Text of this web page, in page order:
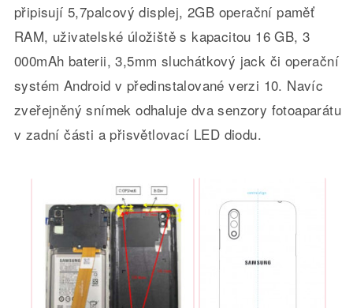
připisují 5,7palcový displej, 2GB operační paměť
RAM, uživatelské úložiště s kapacitou 16 GB, 3
000mAh baterii, 3,5mm sluchátkový jack či operační
systém Android v předinstalované verzi 10. Navíc
zveřejněný snímek odhaluje dva senzory fotoaparátu
v zadní části a přisvětlovací LED diodu.